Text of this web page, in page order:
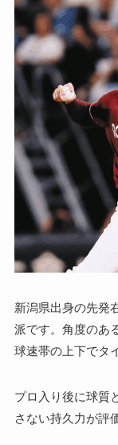
新潟県出身の先発
派です。角度のあ
球速帯の上下でタ
プロ入り後に球質
さない持久力が評